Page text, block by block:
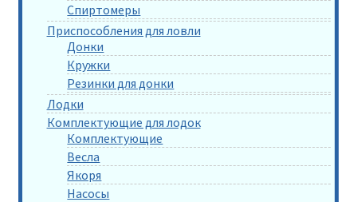
Спиртомеры
Приспособления для ловли
Донки
Кружки
Резинки для донки
Лодки
Комплектующие для лодок
Комплектующие
Весла
Якоря
Насосы